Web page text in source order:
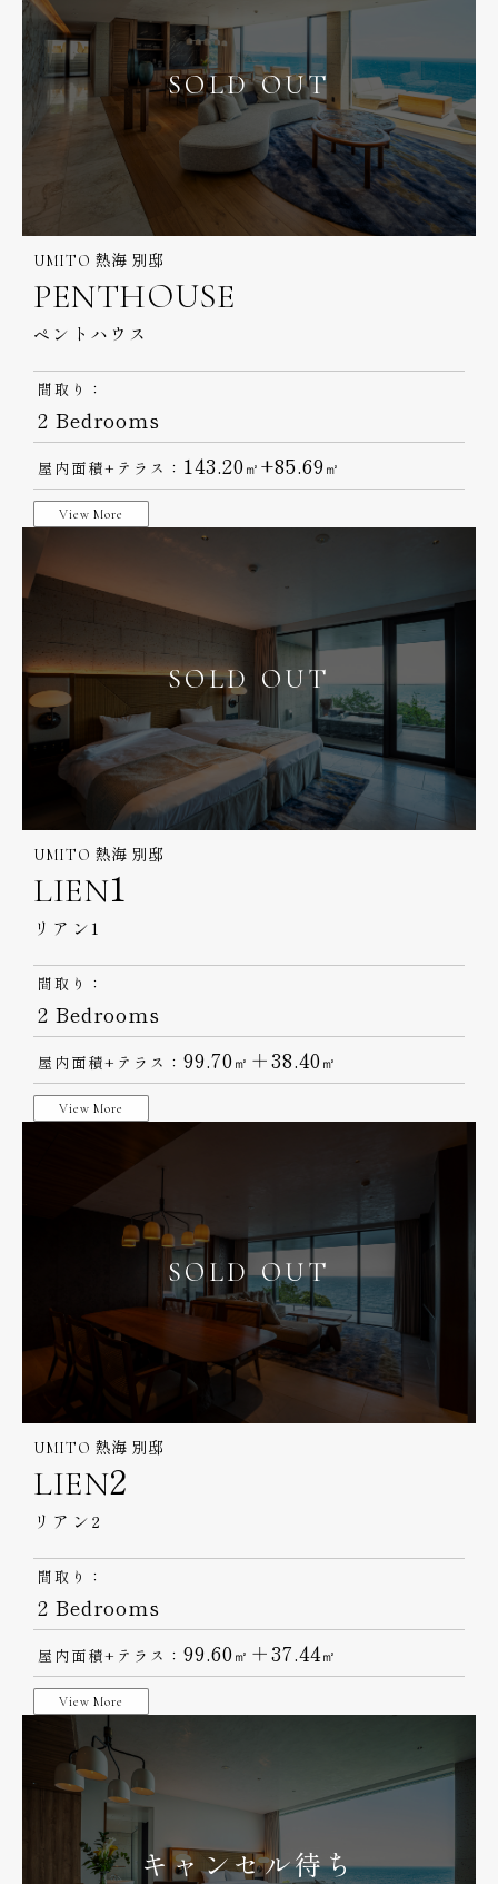
SOLD OUT
UMITO 熱海 別邸
PENTHOUSE
ペントハウス
間取り：
2 Bedrooms
屋内面積+テラス： 143.20 ㎡ +85.69 ㎡
View More
SOLD OUT
UMITO 熱海 別邸
LIEN1
リアン1
間取り：
2 Bedrooms
屋内面積+テラス： 99.70 ㎡ ＋38.40 ㎡
View More
SOLD OUT
UMITO 熱海 別邸
LIEN2
リアン2
間取り：
2 Bedrooms
屋内面積+テラス： 99.60 ㎡ ＋37.44㎡
View More
キャンセル待ち